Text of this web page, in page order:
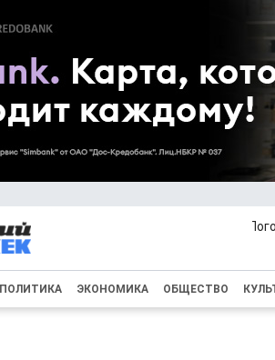
ПОЛИТИКА ЭКОНОМИКА ОБЩЕСТВО